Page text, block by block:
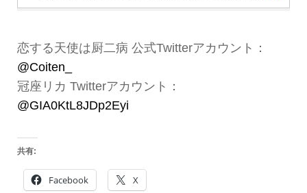
恋する天使は厨二病 公式Twitterアカウント：
@Coiten_
冠座リカ Twitterアカウント：
@GIA0KtL8JDp2Eyi
共有:
Facebook X